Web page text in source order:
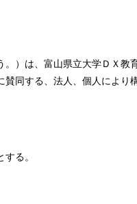
）は、富山県立大学ＤＸ教
同する、法人、個人により
する。